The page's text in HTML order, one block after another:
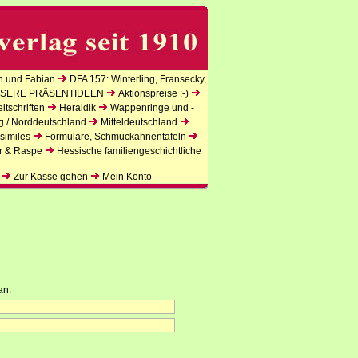
und Fabian
DFA 157: Winterling, Fransecky,
PRÄSENTIDEEN
Aktionspreise :-)
Heraldik
Wappenringe und -
/ Norddeutschland
Mitteldeutschland
Formulare, Schmuckahnentafeln
& Raspe
Hessische familiengeschichtliche
Zur Kasse gehen Mein Konto